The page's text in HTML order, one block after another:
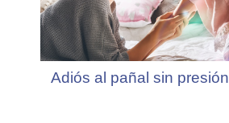
Adiós al pañal sin presión